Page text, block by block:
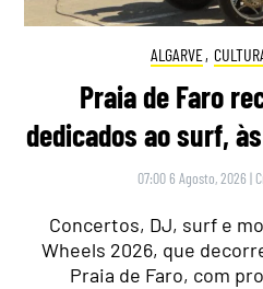
ALGARVE,
Praia de Faro
dedicados ao surf,
07:00 6 Agosto, 2026 |
Concertos, DJ, surf e
Wheels 2026, que
Praia de Faro, com